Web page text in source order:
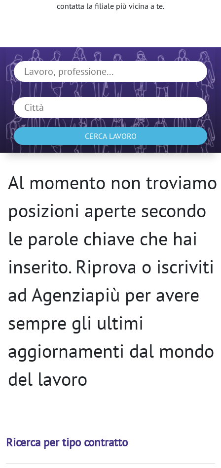
contatta la filiale più vicina a te.
CERCA LAVORO
Al momento non troviamo
posizioni aperte secondo
le parole chiave che hai
inserito. Riprova o iscriviti
ad Agenziapiù per avere
sempre gli ultimi
aggiornamenti dal mondo
del lavoro
Ricerca per tipo contratto